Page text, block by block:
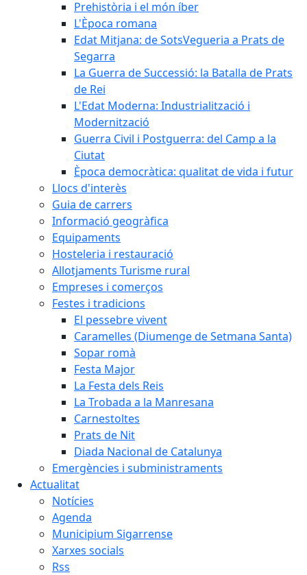
Prehistòria i el món íber
L'Època romana
Edat Mitjana: de SotsVegueria a Prats de
Segarra
La Guerra de Successió: la Batalla de Prats
de Rei
L'Edat Moderna: Industrialització i
Modernització
Guerra Civil i Postguerra: del Camp a la
Ciutat
Època democràtica: qualitat de vida i futur
Llocs d'interès
Guia de carrers
Informació geogràfica
Equipaments
Hosteleria i restauració
Allotjaments Turisme rural
Empreses i comerços
Festes i tradicions
El pessebre vivent
Caramelles (Diumenge de Setmana Santa)
Sopar romà
Festa Major
La Festa dels Reis
La Trobada a la Manresana
Carnestoltes
Prats de Nit
Diada Nacional de Catalunya
Emergències i subministraments
Actualitat
Notícies
Agenda
Municipium Sigarrense
Xarxes socials
Rss